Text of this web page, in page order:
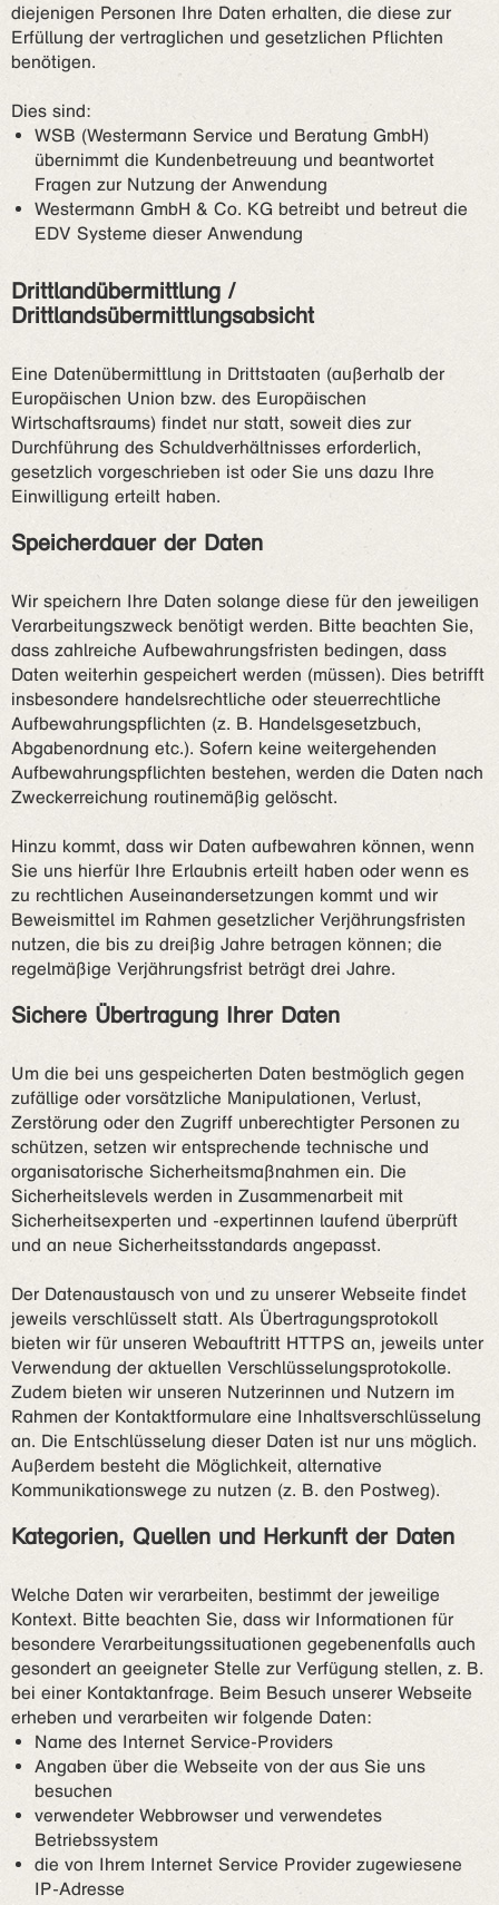
diejenigen Personen Ihre Daten erhalten, die diese zur
Erfüllung der vertraglichen und gesetzlichen Pflichten
benötigen.
Dies sind:
WSB (Westermann Service und Beratung GmbH)
übernimmt die Kundenbetreuung und beantwortet
Fragen zur Nutzung der Anwendung
Westermann GmbH & Co. KG betreibt und betreut die
EDV Systeme dieser Anwendung
Drittlandübermittlung /
Drittlandsübermittlungsabsicht
Eine Datenübermittlung in Drittstaaten (außerhalb der
Europäischen Union bzw. des Europäischen
Wirtschaftsraums) findet nur statt, soweit dies zur
Durchführung des Schuldverhältnisses erforderlich,
gesetzlich vorgeschrieben ist oder Sie uns dazu Ihre
Einwilligung erteilt haben.
Speicherdauer der Daten
Wir speichern Ihre Daten solange diese für den jeweiligen
Verarbeitungszweck benötigt werden. Bitte beachten Sie,
dass zahlreiche Aufbewahrungsfristen bedingen, dass
Daten weiterhin gespeichert werden (müssen). Dies betrifft
insbesondere handelsrechtliche oder steuerrechtliche
Aufbewahrungspflichten (z. B. Handelsgesetzbuch,
Abgabenordnung etc.). Sofern keine weitergehenden
Aufbewahrungspflichten bestehen, werden die Daten nach
Zweckerreichung routinemäßig gelöscht.
Hinzu kommt, dass wir Daten aufbewahren können, wenn
Sie uns hierfür Ihre Erlaubnis erteilt haben oder wenn es
zu rechtlichen Auseinandersetzungen kommt und wir
Beweismittel im Rahmen gesetzlicher Verjährungsfristen
nutzen, die bis zu dreißig Jahre betragen können; die
regelmäßige Verjährungsfrist beträgt drei Jahre.
Sichere Übertragung Ihrer Daten
Um die bei uns gespeicherten Daten bestmöglich gegen
zufällige oder vorsätzliche Manipulationen, Verlust,
Zerstörung oder den Zugriff unberechtigter Personen zu
schützen, setzen wir entsprechende technische und
organisatorische Sicherheitsmaßnahmen ein. Die
Sicherheitslevels werden in Zusammenarbeit mit
Sicherheitsexperten und -expertinnen laufend überprüft
und an neue Sicherheitsstandards angepasst.
Der Datenaustausch von und zu unserer Webseite findet
jeweils verschlüsselt statt. Als Übertragungsprotokoll
bieten wir für unseren Webauftritt HTTPS an, jeweils unter
Verwendung der aktuellen Verschlüsselungsprotokolle.
Zudem bieten wir unseren Nutzerinnen und Nutzern im
Rahmen der Kontaktformulare eine Inhaltsverschlüsselung
an. Die Entschlüsselung dieser Daten ist nur uns möglich.
Außerdem besteht die Möglichkeit, alternative
Kommunikationswege zu nutzen (z. B. den Postweg).
Kategorien, Quellen und Herkunft der Daten
Welche Daten wir verarbeiten, bestimmt der jeweilige
Kontext. Bitte beachten Sie, dass wir Informationen für
besondere Verarbeitungssituationen gegebenenfalls auch
gesondert an geeigneter Stelle zur Verfügung stellen, z. B.
bei einer Kontaktanfrage. Beim Besuch unserer Webseite
erheben und verarbeiten wir folgende Daten:
Name des Internet Service-Providers
Angaben über die Webseite von der aus Sie uns
besuchen
verwendeter Webbrowser und verwendetes
Betriebssystem
die von Ihrem Internet Service Provider zugewiesene
IP-Adresse